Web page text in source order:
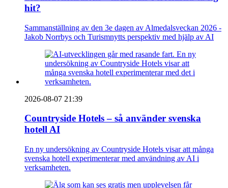
hit?
Sammanställning av den 3e dagen av Almedalsveckan 2026 -
Jakob Norrbys och Turismnytts perspektiv med hjälp av AI
2026-08-07 21:39
Countryside Hotels – så använder svenska
hotell AI
En ny undersökning av Countryside Hotels visar att många
svenska hotell experimenterar med användning av AI i
verksamheten.